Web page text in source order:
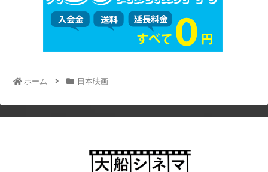
ホーム 日本映画